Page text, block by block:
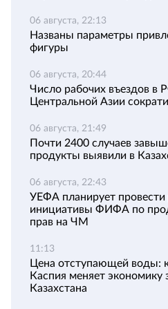
06 августа, 22:13
Названы параметры
фигуры
06 августа, 20:44
Число рабочих въездов в
Центральной Азии
06 августа, 21:49
Почти 2400 случаев
продукты выявили в
06 августа, 22:43
УЕФА планирует провести
инициативы ФИФА по
прав на ЧМ
11:13
Цена отступающей воды:
Каспия меняет экономику
Казахстана